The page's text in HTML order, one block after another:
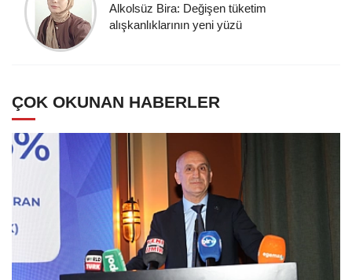
Alkolsüz Bira: Değişen tüketim
alışkanlıklarının yeni yüzü
ÇOK OKUNAN HABERLER